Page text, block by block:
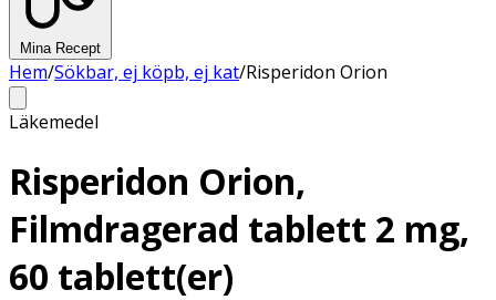
Mina Recept
Hem/Sökbar, ej köpb, ej kat/Risperidon Orion
Läkemedel
Risperidon Orion,
Filmdragerad tablett 2 mg,
60 tablett(er)